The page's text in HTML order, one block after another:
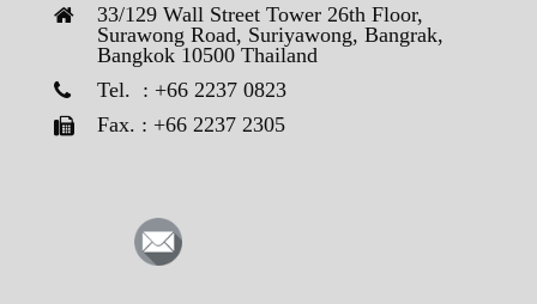
33/129 Wall Street Tower 26th Floor,
Surawong Road, Suriyawong, Bangrak,
Bangkok 10500 Thailand
Tel. : +66 2237 0823
Fax. : +66 2237 2305